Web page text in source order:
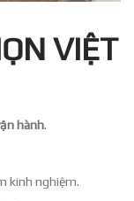
VIỆT
hành.
kinh nghiệm.